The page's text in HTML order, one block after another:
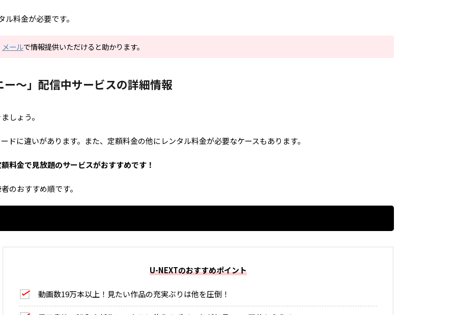
料金が必要です。
メールで情報提供いただけると助かります。
～」配信中サービスの詳細情報
しょう。
ドに違いがあります。また、定額料金の他にレンタル料金が必要なケースもあります。
料金で見放題のサービスがおすすめです！
のおすすめ順です。
U-NEXTのおすすめポイント
動画数19万本以上！見たい作品の充実ぶりは他を圧倒！